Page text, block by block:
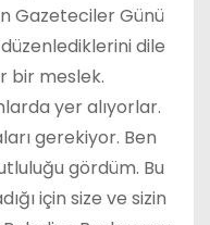
Gazeteciler Günü
dile
bir meslek.
yer alıyorlar.
gerekiyor. Ben
gördüm. Bu
için size ve sizin